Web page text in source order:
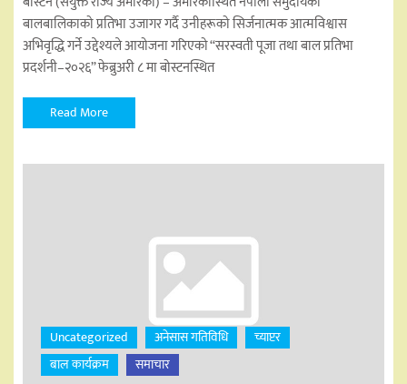
बालबालिकाको प्रतिभा उजागर गर्दै उनीहरूको सिर्जनात्मक आत्मविश्वास
अभिवृद्धि गर्ने उद्देश्यले आयोजना गरिएको “सरस्वती पूजा तथा बाल प्रतिभा
प्रदर्शनी–२०२६” फेब्रुअरी ८ मा बोस्टनस्थित
Read More
Uncategorized अनेसास गतिविधि
च्याप्टर
बाल कार्यक्रम
समाचार